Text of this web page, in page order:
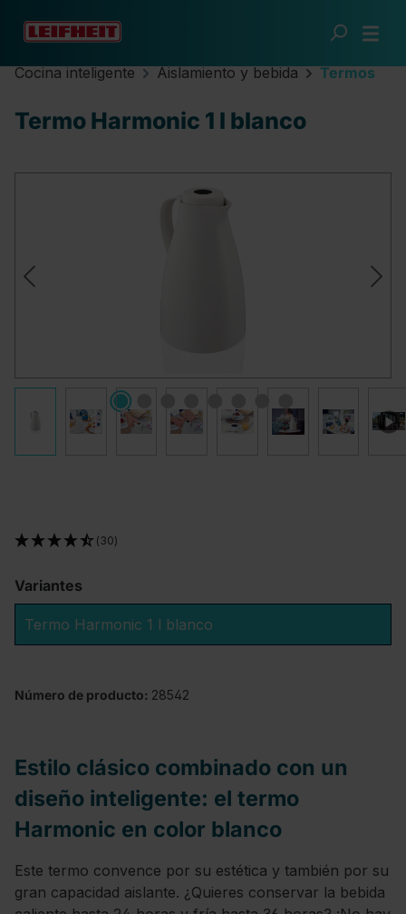
Saltar al contenido principal
Cocina inteligente Aislamiento y bebida Termos
Termo Harmonic 1 l blanco
(30)
Variantes
Termo Harmonic 1 l blanco
Número de producto: 28542
Estilo clásico combinado con un
diseño inteligente: el termo
Harmonic en color blanco
Este termo convence por su estética y también por su
gran capacidad aislante. ¿Quieres conservar la bebida